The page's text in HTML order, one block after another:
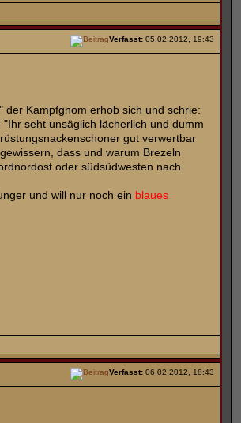
Verfasst: 05.02.2012, 19:43
der Kampfgnom erhob sich und schrie:
seht unsäglich lächerlich und dumm
gut verwertbar
dass und warum Brezeln
oder südsüdwesten nach
und will nur noch ein blaues
Verfasst: 06.02.2012, 18:43